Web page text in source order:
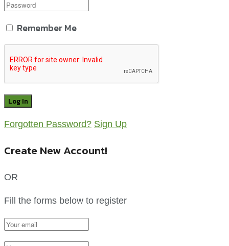
Remember Me
Forgotten Password? Sign Up
Create New Account!
OR
Fill the forms below to register